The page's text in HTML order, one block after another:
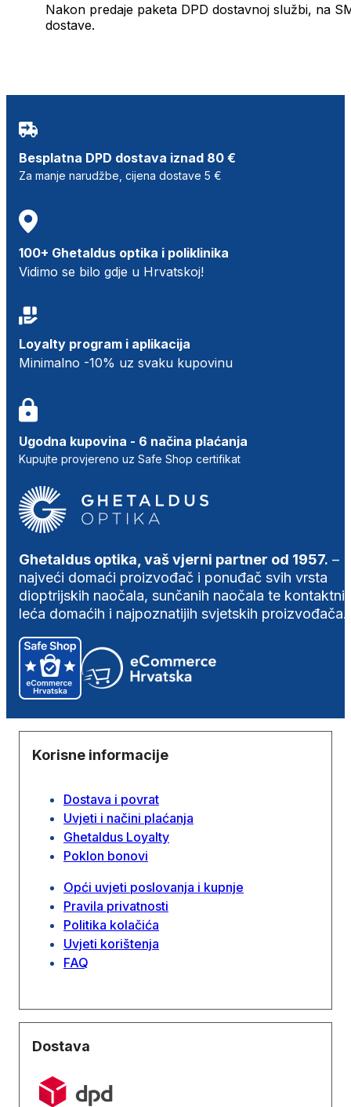
Nakon predaje paketa DPD dostavnoj službi, na
dostave.
Besplatna DPD dostava iznad 80 €
Za manje narudžbe, cijena dostave 5 €
100+ Ghetaldus optika i poliklinika
Vidimo se bilo gdje u Hrvatskoj!
Loyalty program i aplikacija
Minimalno -10% uz svaku kupovinu
Ugodna kupovina - 6 načina plaćanja
Kupujte provjereno uz Safe Shop certifikat
Ghetaldus optika, vaš vjerni partner od 1957. –
najveći domaći proizvođač i ponuđač svih vrsta
dioptrijskih naočala, sunčanih naočala te
leća domaćih i najpoznatijih svjetskih proizvođača.
Korisne informacije
Dostava i povrat
Uvjeti i načini plaćanja
Ghetaldus Loyalty
Poklon bonovi
Opći uvjeti poslovanja i kupnje
Pravila privatnosti
Politika kolačića
Uvjeti korištenja
FAQ
Dostava